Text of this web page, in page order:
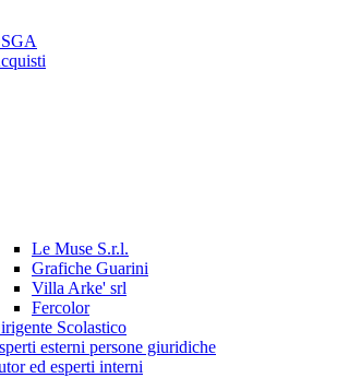
Le Muse S.r.l.
Grafiche Guarini
Villa Arke' srl
Fercolor
Scolastico
esterni persone giuridiche
ed esperti interni